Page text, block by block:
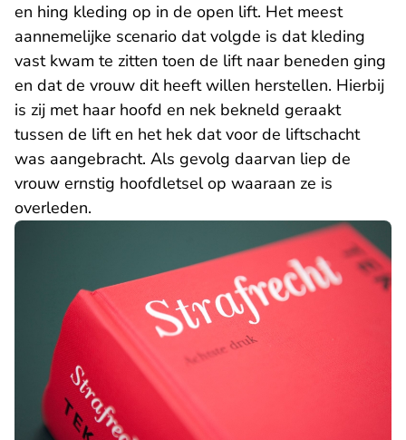
en hing kleding op in de open lift. Het meest
aannemelijke scenario dat volgde is dat kleding
vast kwam te zitten toen de lift naar beneden ging
en dat de vrouw dit heeft willen herstellen. Hierbij
is zij met haar hoofd en nek bekneld geraakt
tussen de lift en het hek dat voor de liftschacht
was aangebracht. Als gevolg daarvan liep de
vrouw ernstig hoofdletsel op waaraan ze is
overleden.